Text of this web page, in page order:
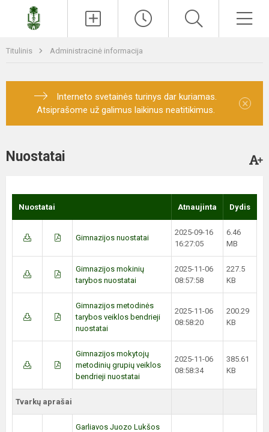
Titulinis Administracinė informacija
Interneto svetainės turinys dar kuriamas.
Atsiprašome už galimus laikinus neatitikimus.
×
Nuostatai
Nuostatai Atnaujinta Dydis
Gimnazijos nuostatai
2025-09-16
16:27:05
6.46
MB
Gimnazijos mokinių
tarybos nuostatai
2025-11-06
08:57:58
227.5
KB
Gimnazijos metodinės
tarybos veiklos bendrieji
nuostatai
2025-11-06
08:58:20
200.29
KB
Gimnazijos mokytojų
metodinių grupių veiklos
bendrieji nuostatai
2025-11-06
08:58:34
385.61
KB
Tvarkų aprašai
Garliavos Juozo Lukšos